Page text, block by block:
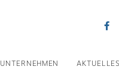
UNTERNEHMEN AKTUELLES